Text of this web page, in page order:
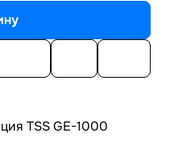
TSS GE-1000